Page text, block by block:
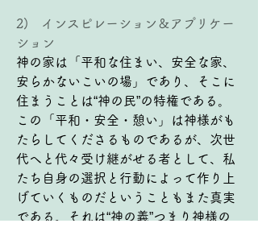
2)   インスピレーション＆アプリケー
ション
神の家は「平和な住まい、安全な家、
安らかないこいの場」であり、そこに
住まうことは“神の民”の特権である。
この「平和・安全・憩い」は神様がも
たらしてくださるものであるが、次世
代へと代々受け継がせる者として、私
たち自身の選択と行動によって作り上
げていくものだということもまた真実
である。それは“神の義”つまり神様の